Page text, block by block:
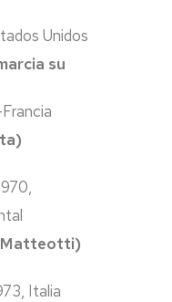
Unidos
su
Matteotti)
Italia